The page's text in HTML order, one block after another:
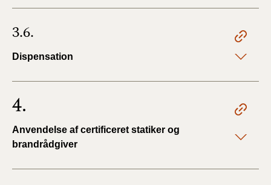
3.6.
Dispensation
4.
Anvendelse af certificeret statiker og
brandrådgiver